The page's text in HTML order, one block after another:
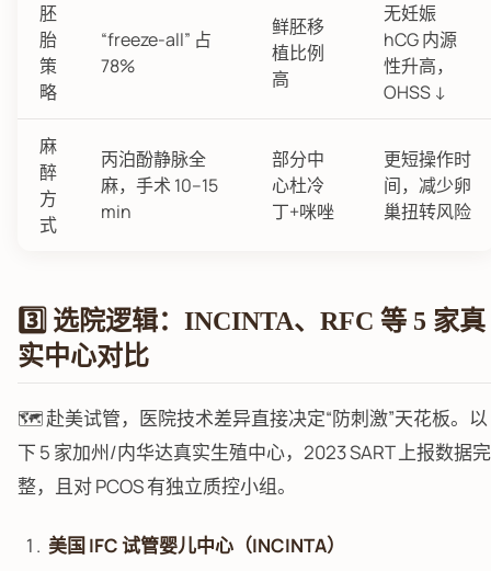
胚
胎
策
略
“freeze-all” 占
78%
鲜胚移
植比例
高
无妊娠
hCG 内源
性升高，
OHSS ↓
麻
醉
方
式
丙泊酚静脉全
麻，手术 10–15
min
部分中
心杜冷
丁+咪唑
更短操作时
间，减少卵
巢扭转风险
3️⃣ 选院逻辑：INCINTA、RFC 等 5 家真
实中心对比
🗺️ 赴美试管，医院技术差异直接决定“防刺激”天花板。以
下 5 家加州/内华达真实生殖中心，2023 SART 上报数据完
整，且对 PCOS 有独立质控小组。
美国 IFC 试管婴儿中心（INCINTA）